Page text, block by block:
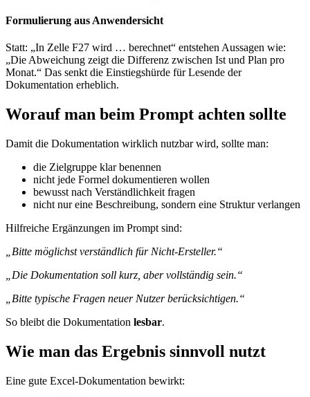
Formulierung aus Anwendersicht
Statt: „In Zelle F27 wird … berechnet“ entstehen Aussagen wie:
„Die Abweichung zeigt die Differenz zwischen Ist und Plan pro
Monat.“ Das senkt die Einstiegshürde für Lesende der
Dokumentation erheblich.
Worauf man beim Prompt achten sollte
Damit die Dokumentation wirklich nutzbar wird, sollte man:
die Zielgruppe klar benennen
nicht jede Formel dokumentieren wollen
bewusst nach Verständlichkeit fragen
nicht nur eine Beschreibung, sondern eine Struktur verlangen
Hilfreiche Ergänzungen im Prompt sind:
„Bitte möglichst verständlich für Nicht-Ersteller.“
„Die Dokumentation soll kurz, aber vollständig sein.“
„Bitte typische Fragen neuer Nutzer berücksichtigen.“
So bleibt die Dokumentation lesbar.
Wie man das Ergebnis sinnvoll nutzt
Eine gute Excel-Dokumentation bewirkt: